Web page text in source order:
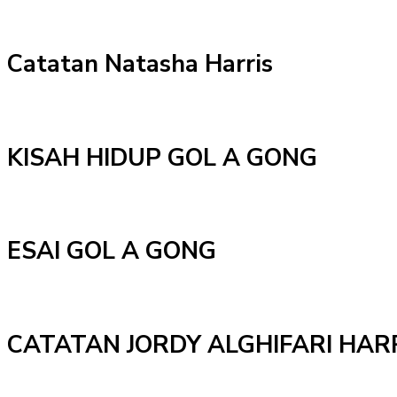
Catatan Natasha Harris
KISAH HIDUP GOL A GONG
ESAI GOL A GONG
CATATAN JORDY ALGHIFARI